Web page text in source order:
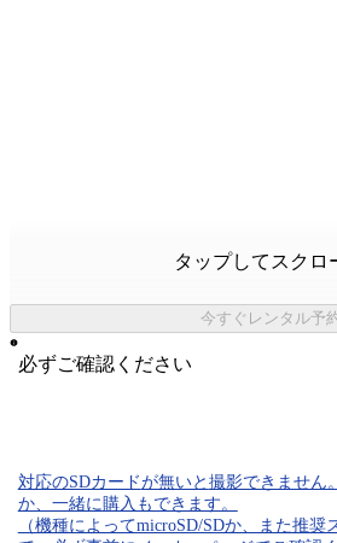
タップしてスクロ
今すぐレンタル予
必ずご確認ください
対応のSDカードが無いと 撮影できません。
か、一緒に購入もできます。
（機種によってmicroSD/SDか、また推